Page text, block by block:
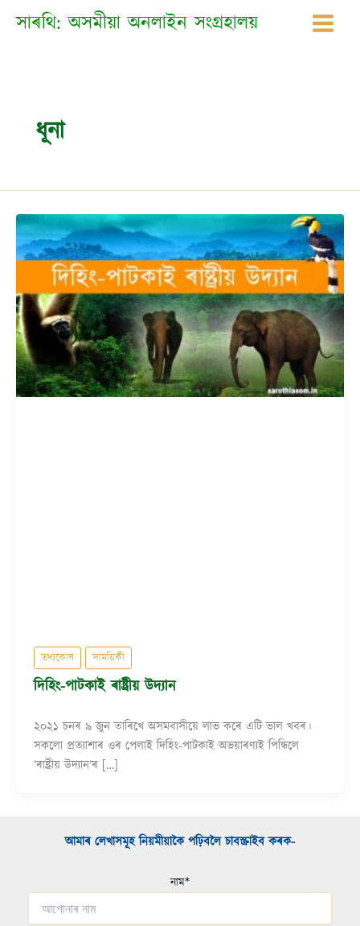
সাৰথি: অসমীয়া অনলাইন সংগ্ৰহালয়
ধূনা
তথ্যকোষ সাময়িকী
দিহিং-পাটকাই ৰাষ্ট্ৰীয় উদ্যান
২০২১ চনৰ ৯ জুন তাৰিখে অসমবাসীয়ে লাভ কৰে এটি ভাল খবৰ।
সকলো প্ৰত্যাশাৰ ওৰ পেলাই দিহিং-পাটকাই অভয়াৰণ্যই পিন্ধিলে
‘ৰাষ্ট্ৰীয় উদ্যান’ৰ […]
আমাৰ লেখাসমূহ নিয়মীয়াকৈ পঢ়িবলৈ চাবস্ক্ৰাইব কৰক-​
নাম*